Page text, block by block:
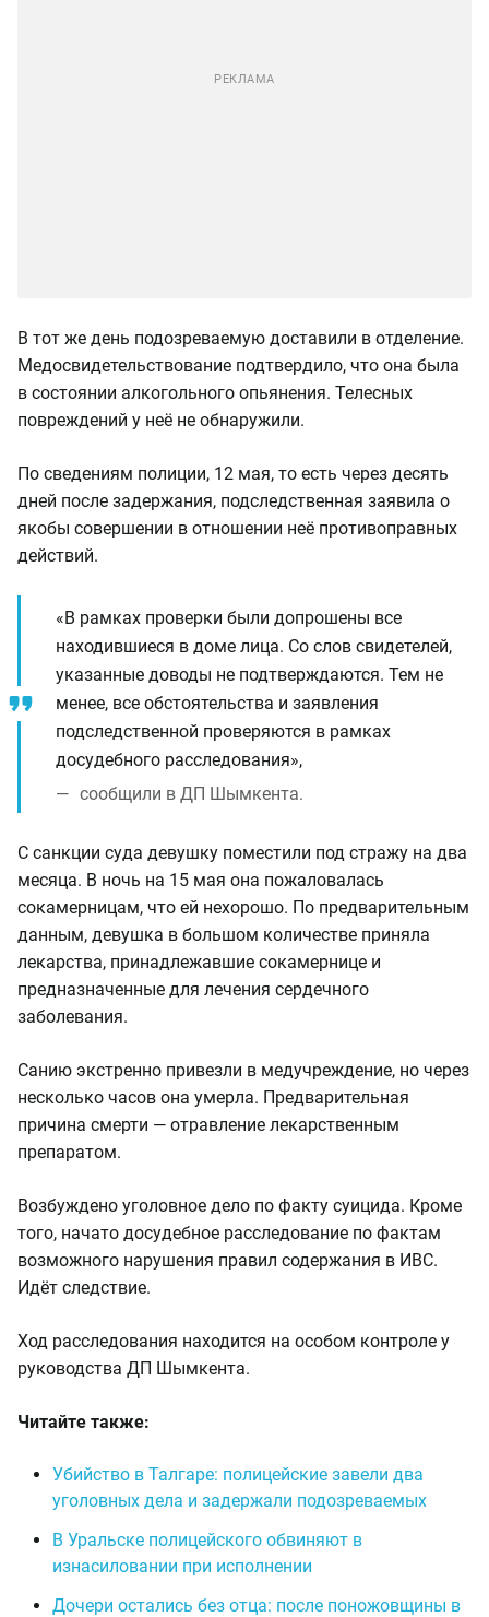
В тот же день подозреваемую доставили в отделение.
Медосвидетельствование подтвердило, что она была
в состоянии алкогольного опьянения. Телесных
повреждений у неё не обнаружили.
По сведениям полиции, 12 мая, то есть через десять
дней после задержания, подследственная заявила о
якобы совершении в отношении неё противоправных
действий.
«В рамках проверки были допрошены все
находившиеся в доме лица. Со слов свидетелей,
указанные доводы не подтверждаются. Тем не
менее, все обстоятельства и заявления
подследственной проверяются в рамках
досудебного расследования»,
сообщили в ДП Шымкента.
С санкции суда девушку поместили под стражу на два
месяца. В ночь на 15 мая она пожаловалась
сокамерницам, что ей нехорошо. По предварительным
данным, девушка в большом количестве приняла
лекарства, принадлежавшие сокамернице и
предназначенные для лечения сердечного
заболевания.
Санию экстренно привезли в медучреждение, но через
несколько часов она умерла. Предварительная
причина смерти — отравление лекарственным
препаратом.
Возбуждено уголовное дело по факту суицида. Кроме
того, начато досудебное расследование по фактам
возможного нарушения правил содержания в ИВС.
Идёт следствие.
Ход расследования находится на особом контроле у
руководства ДП Шымкента.
Читайте также:
Убийство в Талгаре: полицейские завели два
уголовных дела и задержали подозреваемых
В Уральске полицейского обвиняют в
изнасиловании при исполнении
Дочери остались без отца: после поножовщины в